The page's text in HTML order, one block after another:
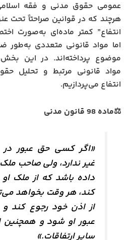
عمومی حقوق مدنی و فقه اسلامی
هرچند که در قوانین صراحتاً تحت
انتفاع” کمتر ماده‌ای به‌صورت
اما مواد قانونی متعددی به‌طور
موضوع پرداخته‌اند. در این
مواد قانونی مرتبط و تحلیل
انتفاع می‌پردازیم.
⚖️ماده 98 قانون مدنی
«اگر کسی حق عبور در
غیر ندارد، ولی صاحب
داده باشد که از ملک او
کند، هر وقت بخواهد
از اذن خود رجوع کند و
عبور او شود و
سایر ارتفاقات.»